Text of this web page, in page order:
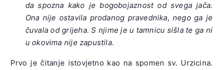
da spozna kako je bogobojaznost od svega jača.
Ona nije ostavila prodanog pravednika, nego ga je
čuvala od grijeha. S njime je u tamnicu sišla te ga ni
u okovima nije zapustila.
Prvo je čitanje istovjetno kao na spomen sv. Urzicina.